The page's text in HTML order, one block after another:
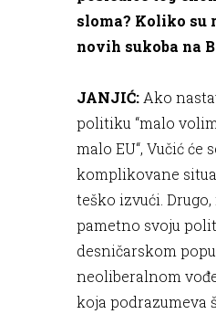
sloma? Koliko su
novih sukoba na
JANJIĆ:Ako
politiku “malo
malo EU“, Vučić će
komplikovane
teško izvući.
pametno svoju
desničarskom
neoliberalnom
koja podrazumeva